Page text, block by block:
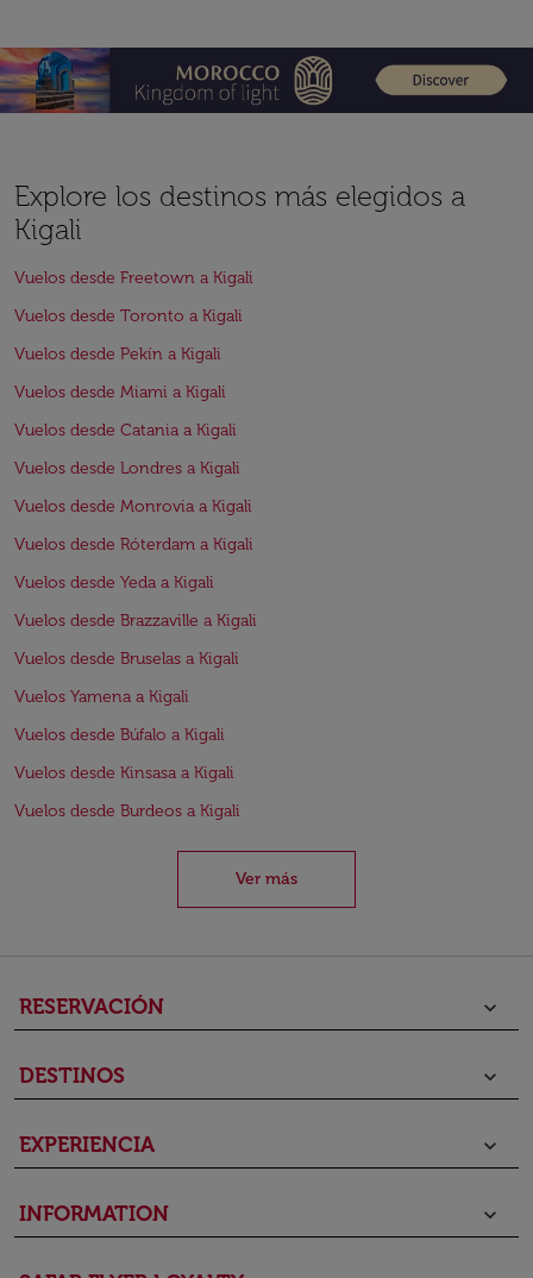
Explore los destinos más elegidos a
Kigali
Vuelos desde Freetown a Kigali
Vuelos desde Toronto a Kigali
Vuelos desde Pekín a Kigali
Vuelos desde Miami a Kigali
Vuelos desde Catania a Kigali
Vuelos desde Londres a Kigali
Vuelos desde Monrovia a Kigali
Vuelos desde Róterdam a Kigali
Vuelos desde Yeda a Kigali
Vuelos desde Brazzaville a Kigali
Vuelos desde Bruselas a Kigali
Vuelos Yamena a Kigali
Vuelos desde Búfalo a Kigali
Vuelos desde Kinsasa a Kigali
Vuelos desde Burdeos a Kigali
Ver más
RESERVACIÓN keyboard_arrow_down
DESTINOS keyboard_arrow_down
EXPERIENCIA keyboard_arrow_down
INFORMATION keyboard_arrow_down